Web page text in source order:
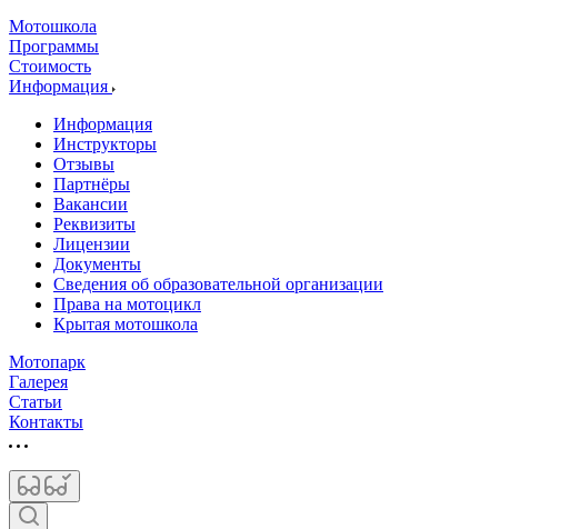
Мотошкола
Программы
Стоимость
Информация
Информация
Инструкторы
Отзывы
Партнёры
Вакансии
Реквизиты
Лицензии
Документы
Сведения об образовательной организации
Права на мотоцикл
Крытая мотошкола
Мотопарк
Галерея
Статьи
Контакты